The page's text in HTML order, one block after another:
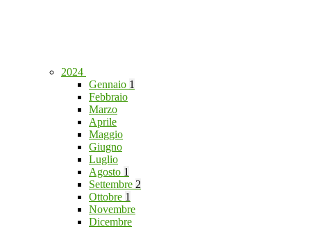
2024
Gennaio 1
Febbraio
Marzo
Aprile
Maggio
Giugno
Luglio
Agosto 1
Settembre 2
Ottobre 1
Novembre
Dicembre